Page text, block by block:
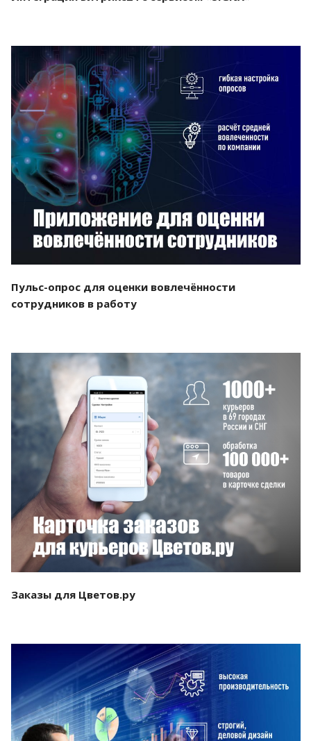
Смотреть проект
Пульс-опрос для оценки вовлечённости
сотрудников в работу
Смотреть проект
Заказы для Цветов.ру